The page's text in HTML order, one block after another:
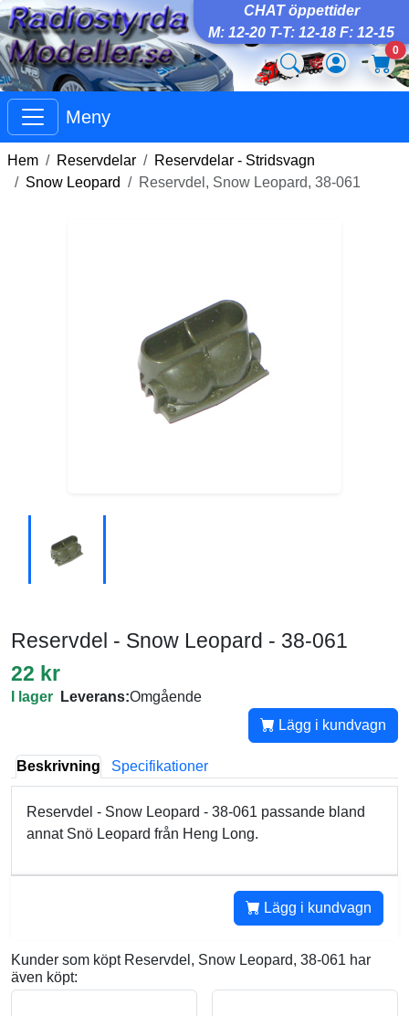
CHAT öppettider
M: 12-20 T-T: 12-18 F: 12-15
0
Meny
Hem Reservdelar
Reservdelar - Stridsvagn
Snow Leopard
Reservdel, Snow Leopard, 38-061
Reservdel - Snow Leopard - 38-061
22 kr
I lager Leverans:Omgående
Lägg i kundvagn
Beskrivning Specifikationer
Reservdel - Snow Leopard - 38-061 passande bland
annat Snö Leopard från Heng Long.
Lägg i kundvagn
Kunder som köpt Reservdel, Snow Leopard, 38-061 har
även köpt: